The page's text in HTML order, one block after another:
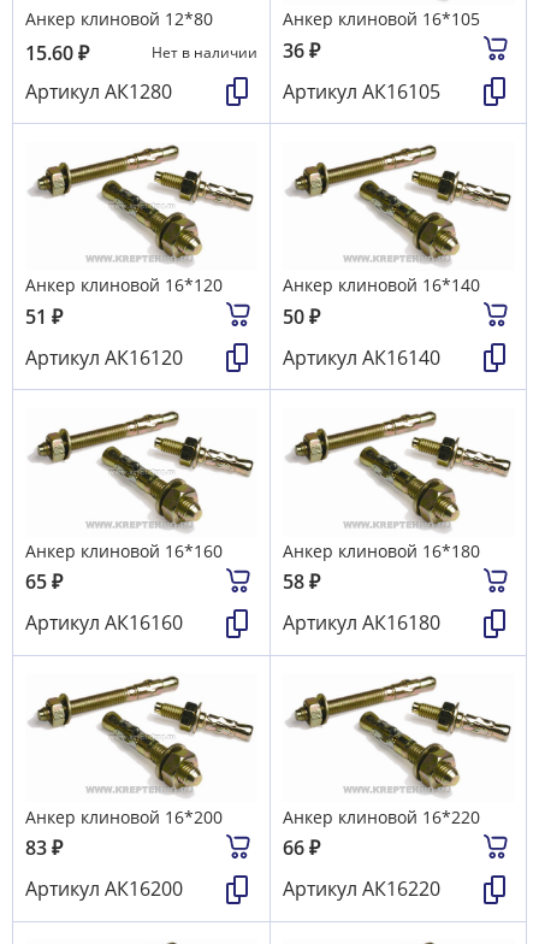
Анкер клиновой 12*80
15.60₽ Нет в наличии
Артикул АК1280
Анкер клиновой 16*105
36₽
Артикул АК16105
Анкер клиновой 16*120
51 ₽
Артикул АК16120
Анкер клиновой 16*140
50₽
Артикул АК16140
Анкер клиновой 16*160
65₽
Артикул АК16160
Анкер клиновой 16*180
58₽
Артикул АК16180
Анкер клиновой 16*200
83₽
Артикул АК16200
Анкер клиновой 16*220
66₽
Артикул АК16220